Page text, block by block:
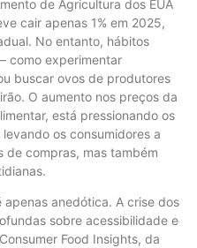
de Agricultura dos EUA
cair apenas 1% em 2025,
No entanto, hábitos
como experimentar
buscar ovos de produtores
O aumento nos preços da
está pressionando os
os consumidores a
de compras, mas também
anedótica. A crise dos
sobre acessibilidade e
Food Insights, da